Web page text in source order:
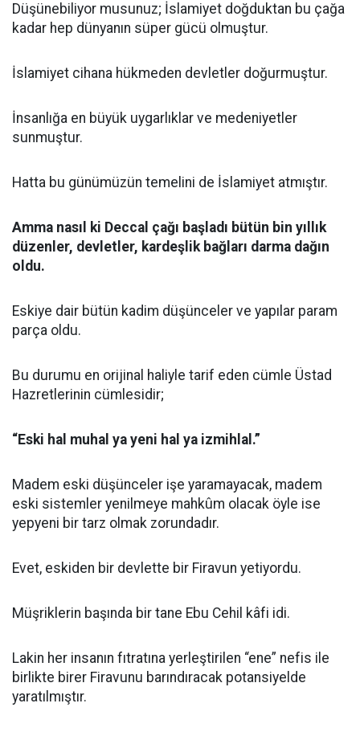
Düşünebiliyor musunuz; İslamiyet doğduktan bu çağa
kadar hep dünyanın süper gücü olmuştur.
İslamiyet cihana hükmeden devletler doğurmuştur.
İnsanlığa en büyük uygarlıklar ve medeniyetler
sunmuştur.
Hatta bu günümüzün temelini de İslamiyet atmıştır.
Amma nasıl ki Deccal çağı başladı bütün bin yıllık
düzenler, devletler, kardeşlik bağları darma dağın
oldu.
Eskiye dair bütün kadim düşünceler ve yapılar param
parça oldu.
Bu durumu en orijinal haliyle tarif eden cümle Üstad
Hazretlerinin cümlesidir;
“Eski hal muhal ya yeni hal ya izmihlal.”
Madem eski düşünceler işe yaramayacak, madem
eski sistemler yenilmeye mahkûm olacak öyle ise
yepyeni bir tarz olmak zorundadır.
Evet, eskiden bir devlette bir Firavun yetiyordu.
Müşriklerin başında bir tane Ebu Cehil kâfi idi.
Lakin her insanın fıtratına yerleştirilen “ene” nefis ile
birlikte birer Firavunu barındıracak potansiyelde
yaratılmıştır.